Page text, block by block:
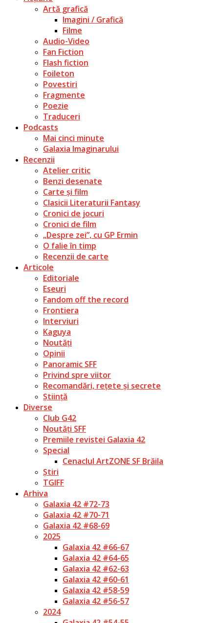
Artă grafică
Imagini / Grafică
Filme
Audio-Video
Fan Fiction
Flash fiction
Foileton
Povestiri
Fragmente
Poezie
Traduceri
Podcasts
Mai cinci minute
Galaxia Imaginarului
Recenzii
Atelier critic
Benzi desenate
Carte și film
Clasicii Literaturii Fantasy
Cronici de jocuri
Cronici de film
„Despre zei”, cu GP Ermin
O falie în timp
Recenzii de carte
Articole
Editoriale
Eseuri
Fandom off the record
Frontiera
Interviuri
Kaguya
Noutăți
Opinii
Panoramic SFF
Privind spre viitor
Recomandări, rețete și secrete
Știință
Diverse
Club G42
Noutăți SFF
Premiile revistei Galaxia 42
Special
Cenaclul ArtZONE SF Brăila
Știri
TGIFF
Arhiva
Galaxia 42 #72-73
Galaxia 42 #70-71
Galaxia 42 #68-69
2025
Galaxia 42 #66-67
Galaxia 42 #64-65
Galaxia 42 #62-63
Galaxia 42 #60-61
Galaxia 42 #58-59
Galaxia 42 #56-57
2024